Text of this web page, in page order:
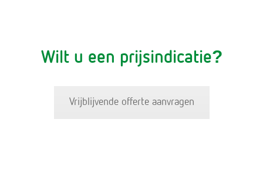
Wilt u een prijsindicatie?
Vrijblijvende offerte aanvragen